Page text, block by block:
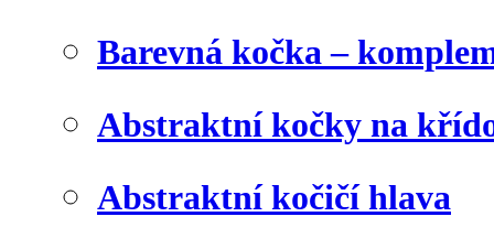
Barevná kočka –
Abstraktní kočky na
Abstraktní kočičí hlava